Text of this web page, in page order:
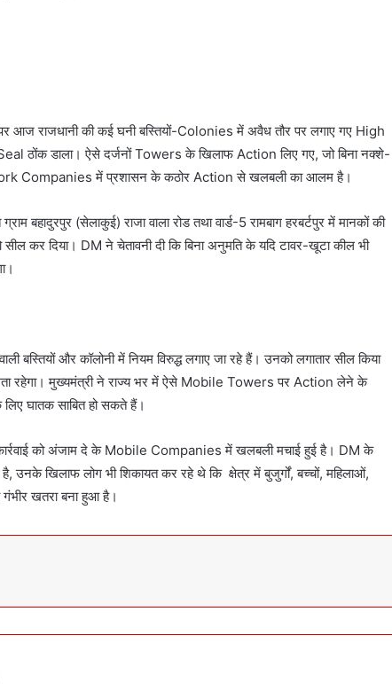
आज राजधानी की कई घनी बस्तियों-Colonies में अवैध तौर पर लगाए गए High
डाला। ऐसे दर्जनों Towers के खिलाफ Action लिए गए, जो बिना नक्शे-
Companies में प्रशासन के कठोर Action से खलबली का आलम है।
बहादुरपुर (सेलाकुई) राजा वाला रोड तथा वार्ड-5 रामबाग हरबर्टपुर में मानकों की
कर दिया। DM ने चेतावनी दी कि बिना अनुमति के यदि टावर-खूटा कील भी
बस्तियों और कॉलोनी में नियम विरुद्ध लगाए जा रहे हैं। उनको लगातार सील किया
चलता रहेगा। मुख्यमंत्री ने राज्य भर में ऐसे Mobile Towers पर Action लेने के
लिए घातक साबित हो सकते हैं।
को अंजाम दे के Mobile Companies में खलबली मचाई हुई है। DM के
है, उनके खिलाफ लोग भी शिकायत कर रहे थे कि क्षेत्र में बुजुर्गों, बच्चों, महिलाओं,
खतरा बना हुआ है।